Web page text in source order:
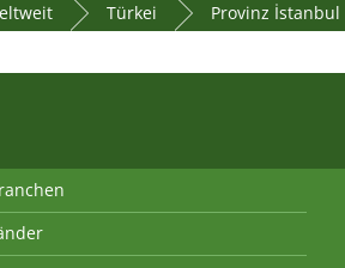
Türkei Provinz İstanbul